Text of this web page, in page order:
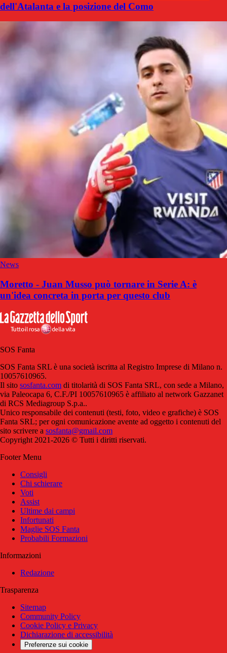
dell'Atalanta e la posizione del Como
News
Moretto - Juan Musso può tornare in Serie A: è
un'idea concreta in porta per questo club
SOS Fanta
SOS Fanta SRL è una società iscritta al Registro Imprese di Milano n.
10057610965.
Il sito sosfanta.com di titolarità di SOS Fanta SRL, con sede a Milano,
via Paleocapa 6, C.F./PI 10057610965 è affiliato al network Gazzanet
di RCS Mediagroup S.p.a..
Unico responsabile dei contenuti (testi, foto, video e grafiche) è SOS
Fanta SRL; per ogni comunicazione avente ad oggetto i contenuti del
sito scrivere a sosfanta@gmail.com
Copyright 2021-2026 © Tutti i diritti riservati.
Footer Menu
Consigli
Chi schierare
Voti
Assist
Ultime dai campi
Infortunati
Maglie SOS Fanta
Probabili Formazioni
Informazioni
Redazione
Trasparenza
Sitemap
Community Policy
Cookie Policy e Privacy
Dichiarazione di accessibilità
Preferenze sui cookie